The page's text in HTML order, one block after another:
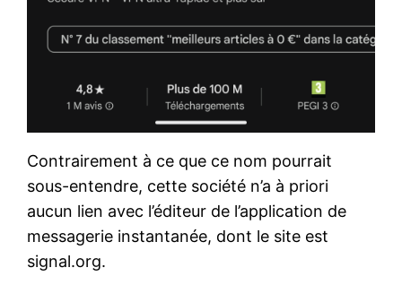
Contrairement à ce que ce nom pourrait
sous-entendre, cette société n’a à priori
aucun lien avec l’éditeur de l’application de
messagerie instantanée, dont le site est
signal.org.